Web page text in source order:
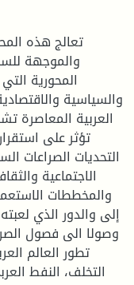
تعالج هذه
والموجهة
المحورية
والسياسية
العربية المعاصرة
تؤثر على
التحديات الصراعات
الاجتماعية
والمخططات
إلى والدور الذي
وصولا الى فصول
تطور العالم
التخلف، النفط